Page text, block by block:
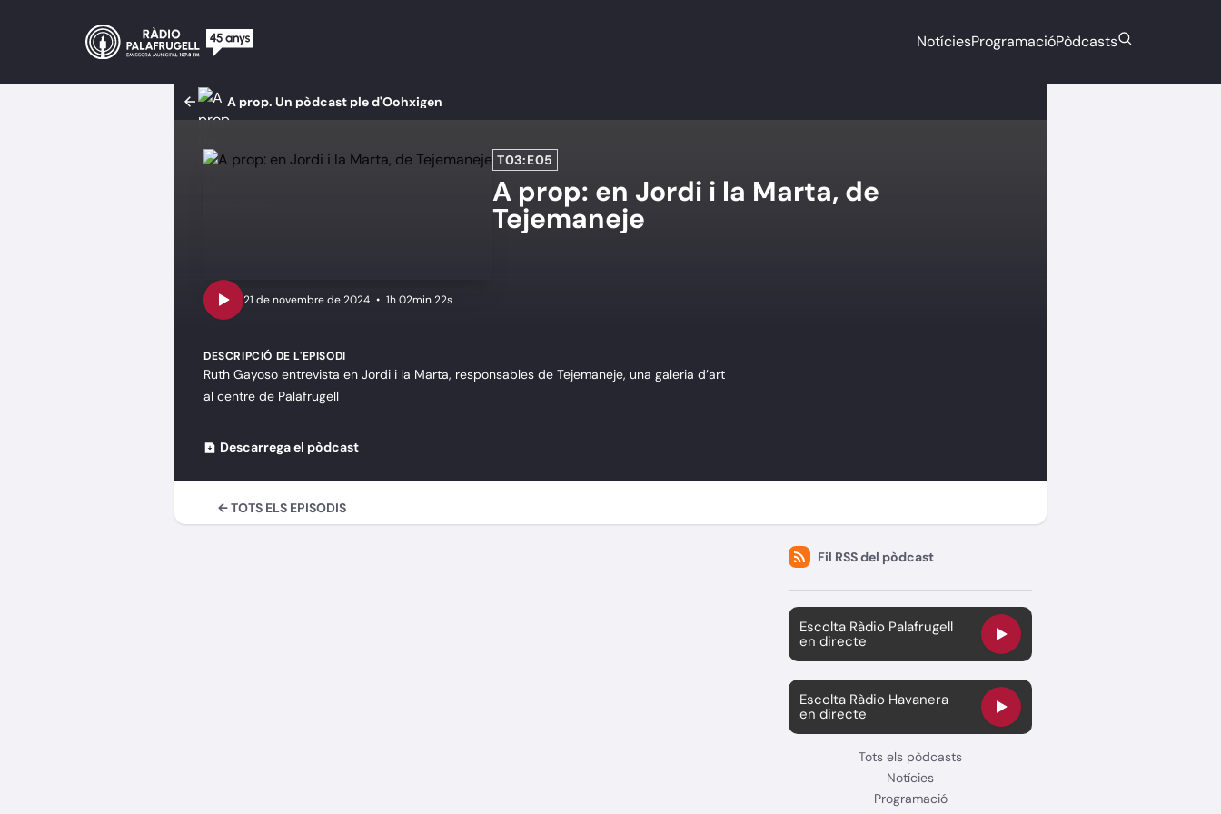
NotíciesProgramacióPòdcasts
A prop. Un pòdcast ple d'Oohxigen
T03:E05
A prop: en Jordi i la Marta, de
Tejemaneje
• 1h 02min 22s
DESCRIPCIÓ DE L'EPISODI
Ruth Gayoso entrevista en Jordi i la Marta, responsables de Tejemaneje, una galeria d’art
al centre de Palafrugell
Descarrega el pòdcast
← TOTS ELS EPISODIS
Fil RSS del pòdcast
Escolta Ràdio Palafrugell
en directe
Escolta Ràdio Havanera
en directe
Tots els pòdcasts
Notícies
Programació